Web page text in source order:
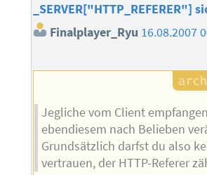
_SERVER["HTTP_REFERER"]
Finalplayer_Ryu 16.08.2007
Jegliche vom Client
ebendiesem nach Belieben
Grundsätzlich darfst du also
vertrauen, der HTTP-Referer